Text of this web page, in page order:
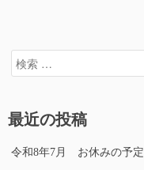
検
索
最近の投稿
令和8年7月 お休みの予定